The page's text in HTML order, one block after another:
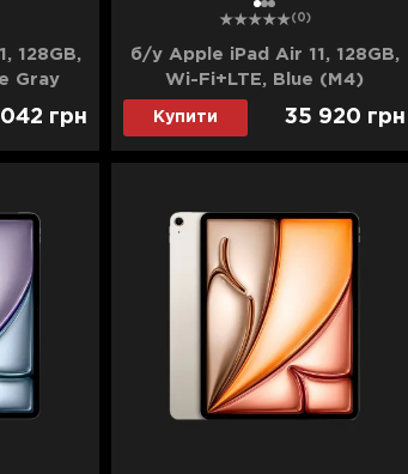
128GB,
Gray
грн
12
(0)
б/у Apple iPad Air 11, 128GB,
Wi-Fi+LTE, Blue (M4)
(MH794) (2026)
Купити 35 920 грн